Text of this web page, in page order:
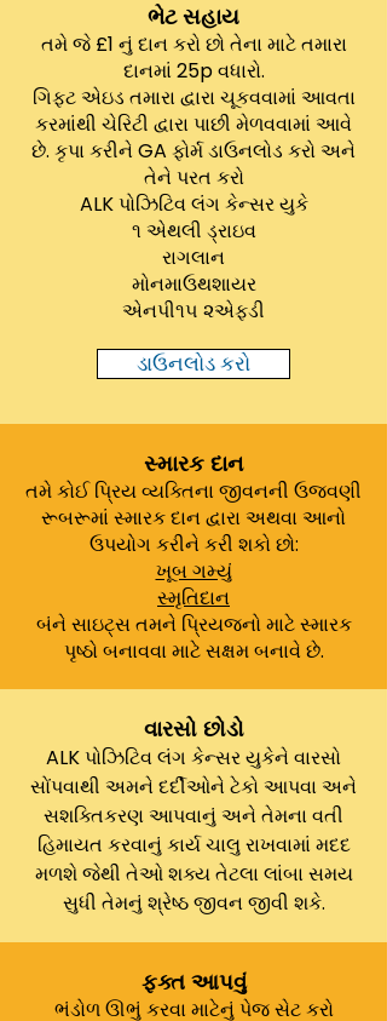
ભેટ સહાય
તમે જે £1 નું દાન કરો છો તેના માટે તમારા
દાનમાં 25p વધારો.
ગિફ્ટ એઇડ તમારા દ્વારા ચૂકવવામાં આવતા
કરમાંથી ચેરિટી દ્વારા પાછી મેળવવામાં આવે
છે. કૃપા કરીને GA ફોર્મ ડાઉનલોડ કરો અને
તેને પરત કરો
ALK પોઝિટિવ લંગ કેન્સર યુકે
૧ એથલી ડ્રાઇવ
રાગલાન
મોનમાઉથશાયર
એનપી૧૫ ૨એફડી
ડાઉનલોડ કરો
સ્મારક દાન
તમે કોઈ પ્રિય વ્યક્તિના જીવનની ઉજવણી
રૂબરૂમાં સ્મારક દાન દ્વારા અથવા આનો
ઉપયોગ કરીને કરી શકો છો:
ખૂબ ગમ્યું
સ્મૃતિદાન
બંને સાઇટ્સ તમને પ્રિયજનો માટે સ્મારક
પૃષ્ઠો બનાવવા માટે સક્ષમ બનાવે છે.
વારસો છોડો
ALK પોઝિટિવ લંગ કેન્સર યુકેને વારસો
સોંપવાથી અમને દર્દીઓને ટેકો આપવા અને
સશક્તિકરણ આપવાનું અને તેમના વતી
હિમાયત કરવાનું કાર્ય ચાલુ રાખવામાં મદદ
મળશે જેથી તેઓ શક્ય તેટલા લાંબા સમય
સુધી તેમનું શ્રેષ્ઠ જીવન જીવી શકે.
ફક્ત આપવું
ભંડોળ ઊભું કરવા માટેનું પેજ સેટ કરો